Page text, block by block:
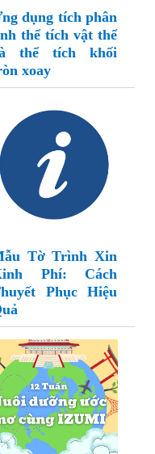
dụng tích phân
thể tích vật thể
thể tích khối
xoay
Tờ Trình Xin
Phí: Cách
Phục Hiệu